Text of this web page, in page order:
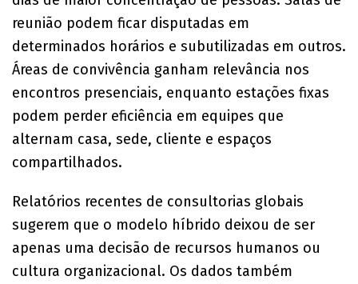
reunião podem ficar disputadas em
determinados horários e subutilizadas em outros.
Áreas de convivência ganham relevância nos
encontros presenciais, enquanto estações fixas
podem perder eficiência em equipes que
alternam casa, sede, cliente e espaços
compartilhados.
Relatórios recentes de consultorias globais
sugerem que o modelo híbrido deixou de ser
apenas uma decisão de recursos humanos ou
cultura organizacional. Os dados também